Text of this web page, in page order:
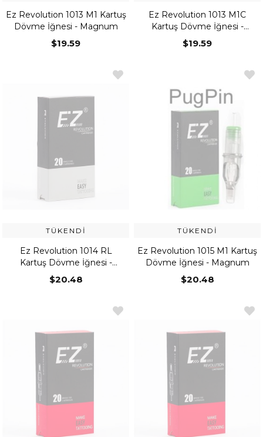
Ez Revolution 1013 M1 Kartuş
Dövme İğnesi - Magnum
$19.59
Ez Revolution 1013 M1C
Kartuş Dövme İğnesi -
Curved Magnum
$19.59
TÜKENDI
Ez Revolution 1014 RL
Kartuş Dövme İğnesi -
Round Liner
$20.48
TÜKENDI
Ez Revolution 1015 M1 Kartuş
Dövme İğnesi - Magnum
$20.48